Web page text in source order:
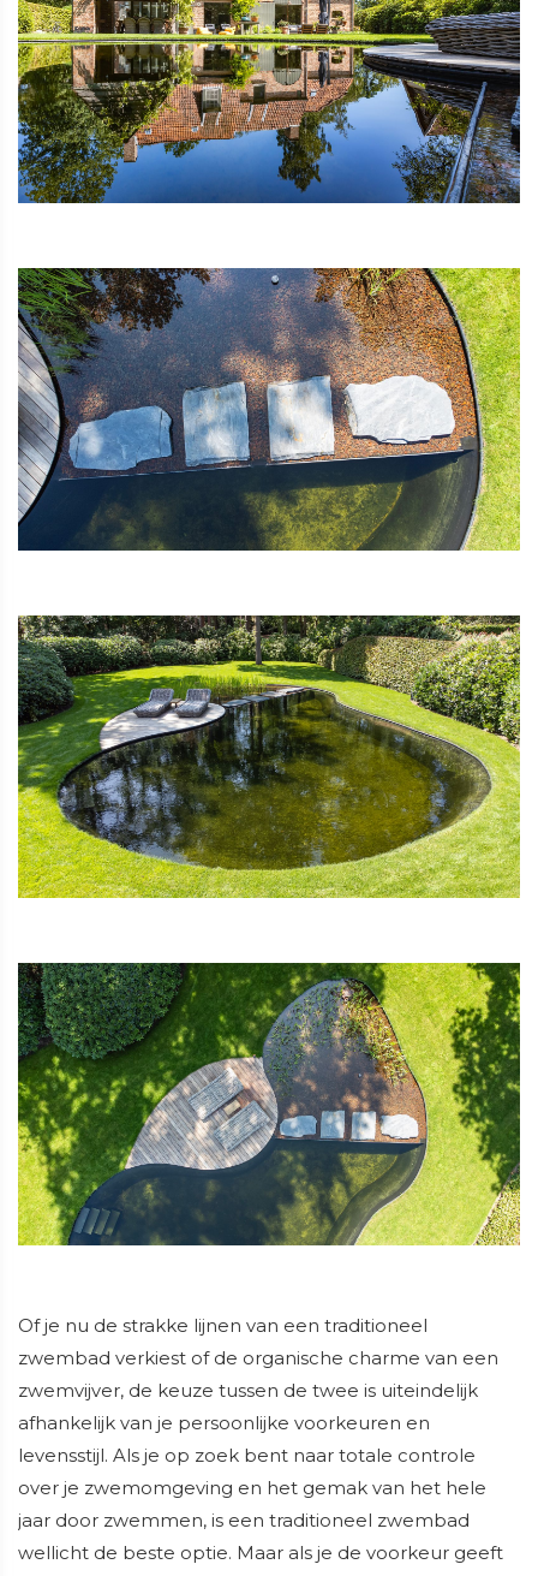
Of je nu de strakke lijnen van een traditioneel
zwembad verkiest of de organische charme van een
zwemvijver, de keuze tussen de twee is uiteindelijk
afhankelijk van je persoonlijke voorkeuren en
levensstijl. Als je op zoek bent naar totale controle
over je zwemomgeving en het gemak van het hele
jaar door zwemmen, is een traditioneel zwembad
wellicht de beste optie. Maar als je de voorkeur geeft